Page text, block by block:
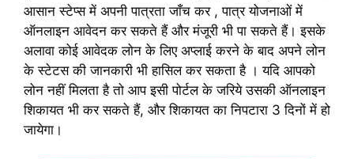
आसान स्टेप्स में अपनी पात्रता जाँच कर , पात्र योजनाओं में
ऑनलाइन आवेदन कर सकते हैं और मंजूरी भी पा सकते हैं। इसके
अलावा कोई आवेदक लोन के लिए अप्लाई करने के बाद अपने लोन
के स्टेटस की जानकारी भी हासिल कर सकता है । यदि आपको
लोन नहीं मिलता है तो आप इसी पोर्टल के जरिये उसकी ऑनलाइन
शिकायत भी कर सकते हैं, और शिकायत का निपटारा 3 दिनों में हो
जायेगा।